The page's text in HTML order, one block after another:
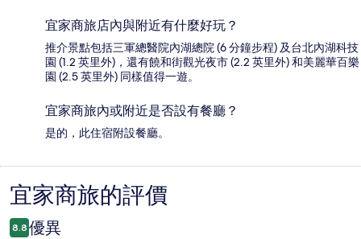
宜家商旅店內與附近有什麼好玩？
推介景點包括三軍總醫院內湖總院 (6 分鐘步程) 及台北內湖科技
園 (1.2 英里外)，還有饒和街觀光夜市 (2.2 英里外) 和美麗華百樂
園 (2.5 英里外) 同樣值得一遊。
宜家商旅內或附近是否設有餐廳？
是的，此住宿附設餐廳。
評
價
宜家商旅的評價
8.8 優異